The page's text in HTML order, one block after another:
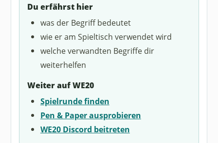
Du erfährst hier
was der Begriff bedeutet
wie er am Spieltisch verwendet wird
welche verwandten Begriffe dir
weiterhelfen
Weiter auf WE20
Spielrunde finden
Pen & Paper ausprobieren
WE20 Discord beitreten